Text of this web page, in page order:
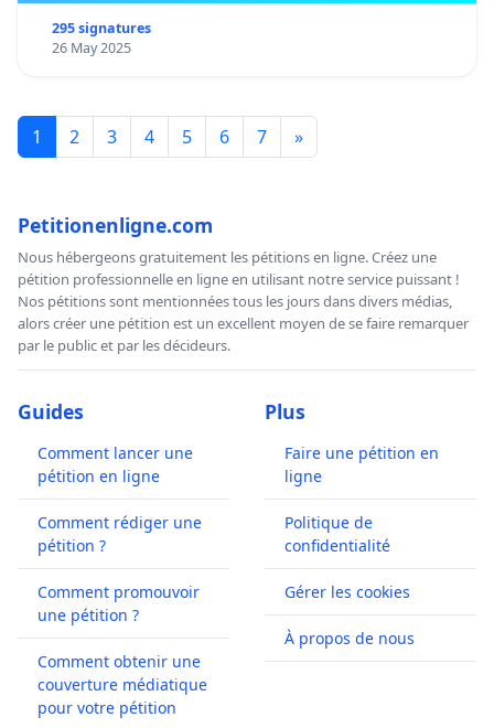
295 signatures
26 May 2025
1 2 3 4 5 6 7 »
Petitionenligne.com
Nous hébergeons gratuitement les pétitions en ligne. Créez une
pétition professionnelle en ligne en utilisant notre service puissant !
Nos pétitions sont mentionnées tous les jours dans divers médias,
alors créer une pétition est un excellent moyen de se faire remarquer
par le public et par les décideurs.
Guides
Comment lancer une
pétition en ligne
Comment rédiger une
pétition ?
Comment promouvoir
une pétition ?
Comment obtenir une
couverture médiatique
pour votre pétition
Plus
Faire une pétition en
ligne
Politique de
confidentialité
Gérer les cookies
À propos de nous